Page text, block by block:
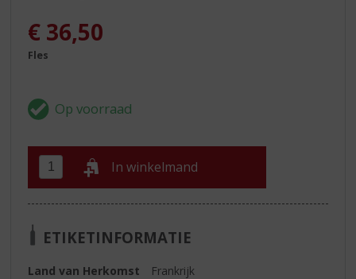
€ 36,50
Fles
In winkelmand
ETIKETINFORMATIE
Land van Herkomst
Frankrijk